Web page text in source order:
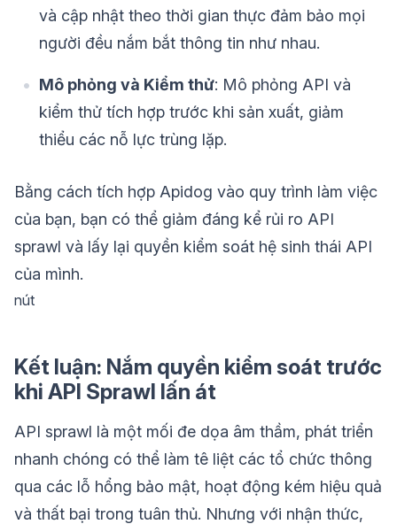
và cập nhật theo thời gian thực đảm bảo mọi
người đều nắm bắt thông tin như nhau.
Mô phỏng và Kiểm thử: Mô phỏng API và
kiểm thử tích hợp trước khi sản xuất, giảm
thiểu các nỗ lực trùng lặp.
Bằng cách tích hợp Apidog vào quy trình làm việc
của bạn, bạn có thể giảm đáng kể rủi ro API
sprawl và lấy lại quyền kiểm soát hệ sinh thái API
của mình.
nút
Kết luận: Nắm quyền kiểm soát trước
khi API Sprawl lấn át
API sprawl là một mối đe dọa âm thầm, phát triển
nhanh chóng có thể làm tê liệt các tổ chức thông
qua các lỗ hổng bảo mật, hoạt động kém hiệu quả
và thất bại trong tuân thủ. Nhưng với nhận thức,